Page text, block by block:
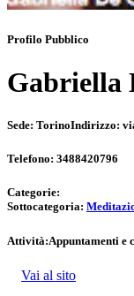
Profilo Pubblico
Gabriella
Sede: TorinoIndirizzo:
Telefono: 3488420796
Categorie:
Sottocategoria:
Attività:Appuntamenti e
Vai al sito